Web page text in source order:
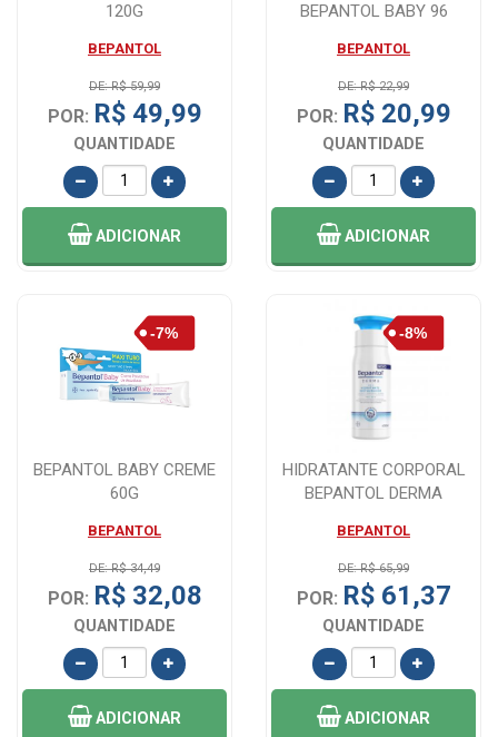
120G
BEPANTOL
DE: R$ 59,99
POR: R$ 49,99
QUANTIDADE
ADICIONAR
BEPANTOL BABY 96
BEPANTOL
DE: R$ 22,99
POR: R$ 20,99
QUANTIDADE
ADICIONAR
BEPANTOL BABY CREME
60G
BEPANTOL
DE: R$ 34,49
POR: R$ 32,08
QUANTIDADE
ADICIONAR
HIDRATANTE CORPORAL
BEPANTOL DERMA
BEPANTOL
DE: R$ 65,99
POR: R$ 61,37
QUANTIDADE
ADICIONAR